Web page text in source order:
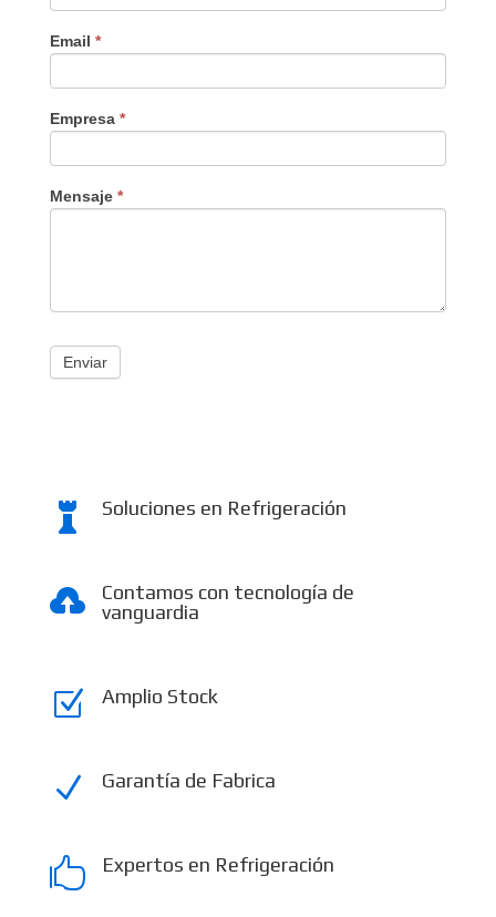
Email *
Empresa *
Mensaje *
Enviar
 Soluciones en Refrigeración

Contamos con tecnología de
vanguardia
Z Amplio Stock
N Garantía de Fabrica
 Expertos en Refrigeración